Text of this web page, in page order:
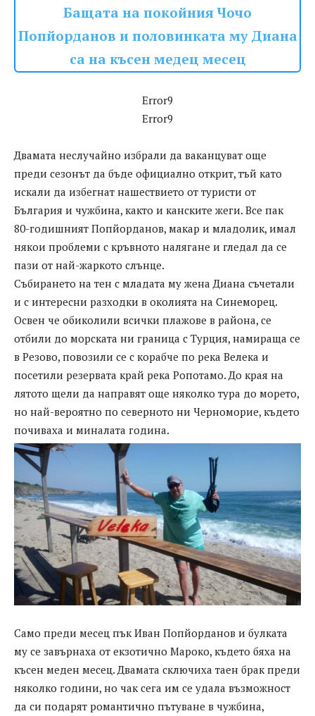
Бащата на покойния Чочо
Попйорданов и половинката му Диана
са на късен медец месец
Error9
Error9
Двамата неслучайно избрали да ваканцуват още
преди сезонът да бъде официално открит, тъй като
искали да избегнат нашествието от туристи от
България и чужбина, както и канските жеги. Все пак
80-годишният Попйорданов, макар и младолик, имал
някои проблеми с кръвното налягане и гледал да се
пази от най-жаркото слънце.
Събирането на тен с младата му жена Диана съчетали
и с интересни разходки в околията на Синеморец.
Освен че обиколили всички плажове в района, се
отбили до морската ни граница с Турция, намираща се
в Резово, повозили се с корабче по река Велека и
посетили резервата край река Ропотамо. До края на
лятото щели да направят още няколко тура до морето,
но най-вероятно по северното ни Черноморие, където
почиваха и миналата година.
Само преди месец пък Иван Попйорданов и булката
му се завърнаха от екзотично Мароко, където бяха на
късен меден месец. Двамата сключиха таен брак преди
няколко години, но чак сега им се удала възможност
да си подарят романтично пътуване в чужбина,